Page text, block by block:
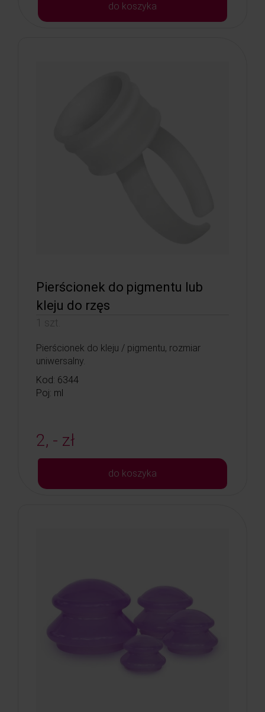
do koszyka
Pierścionek do pigmentu lub
kleju do rzęs
1 szt.
Pierścionek do kleju / pigmentu, rozmiar
uniwersalny.
Kod: 6344
Poj: ml
2, - zł
do koszyka